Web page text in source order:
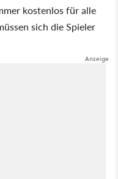
kostenlos für alle
sich die Spieler